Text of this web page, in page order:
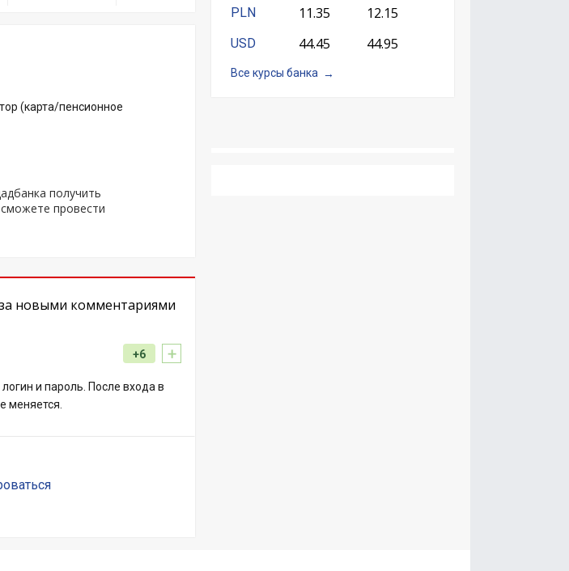
(карта/пенсионное
получить
провести
новыми комментариями
+
+6
и пароль. После входа в
меняется.
PLN 11.35 12.15
USD 44.45 44.95
Все курсы банка